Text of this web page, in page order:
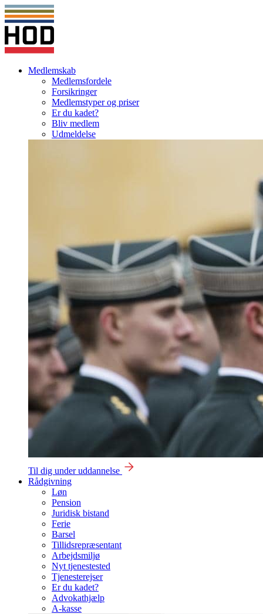
Medlemskab
Medlemsfordele
Forsikringer
Medlemstyper og priser
Er du kadet?
Bliv medlem
Udmeldelse
Til dig under uddannelse
Rådgivning
Løn
Pension
Juridisk bistand
Ferie
Barsel
Tillidsrepræsentant
Arbejdsmiljø
Nyt tjenestested
Tjenesterejser
Er du kadet?
Advokathjælp
A-kasse